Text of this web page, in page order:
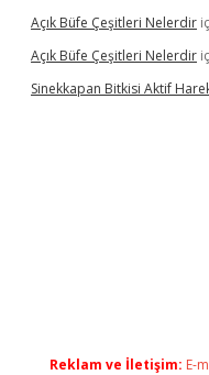
Açık Büfe Çeşitleri Nelerdir
Açık Büfe Çeşitleri Nelerdir
Sinekkapan Bitkisi Aktif
Reklam ve İletişim: E-